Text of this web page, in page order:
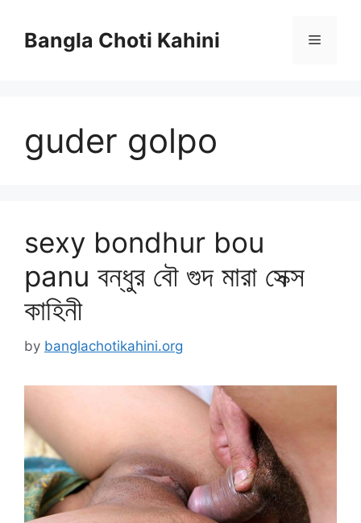
contentBangla Choti Kahini Menu
guder golpo
sexy bondhur bou
panu বন্ধুর বৌ গুদ মারা সেক্স
কাহিনী
by banglachotikahini.org